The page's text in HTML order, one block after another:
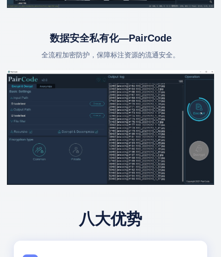
数据安全私有化—PairCode
全流程加密防护，保障标注资源的流通安全。
八大优势